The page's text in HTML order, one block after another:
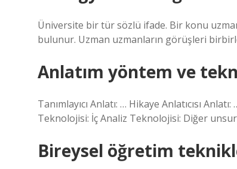
Üniversite bir tür sözlü ifade. Bir konu
bulunur. Uzman uzmanların görüşleri
Anlatım yöntem ve
Tanımlayıcı Anlatı: … Hikaye Anlatıcısı
Teknolojisi: İç Analiz Teknolojisi: Diğer
Bireysel öğretim